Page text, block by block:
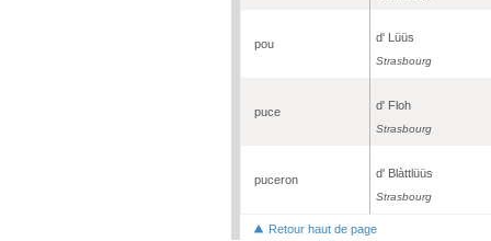
pou d' Lüüs
Strasbourg
puce d' Floh
Strasbourg
puceron d' Blàttlüüs
Strasbourg
Retour haut de page